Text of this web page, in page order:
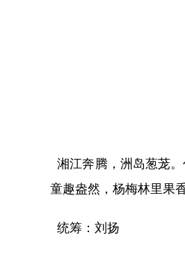
湘江奔腾，洲岛葱茏
童趣盎然，杨梅林里果
统筹：刘扬